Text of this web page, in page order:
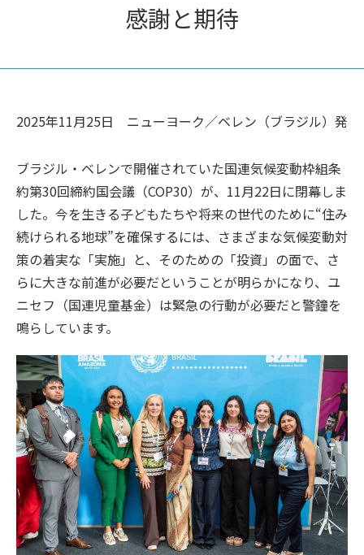
感謝と期待
2025年11月25日 ニューヨーク／ベレン（ブラジル） 発
ブラジル・ベレンで開催されていた国連気候変動枠組条
約第30回締約国会議（COP30）が、11月22日に閉幕しま
した。今を生きる子どもたちや将来の世代のために“住み
続けられる地球”を確保するには、さまざまな気候変動対
策の着実な「実施」と、そのための「投資」の面で、さ
らに大きな前進が必要だということが明らかになり、ユ
ニセフ（国連児童基金）は緊急の行動が必要だと警鐘を
鳴らしています。